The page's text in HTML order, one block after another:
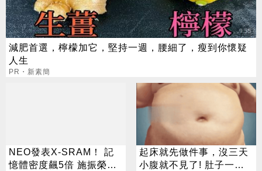
減肥首選，檸檬加它，堅持一週，腰細了，瘦到你懷疑
人生
PR・新素簡
NEO發表X-SRAM！ 記
憶體密度飆5倍 施振榮：
起床就先做件事，沒三天
小腹就不見了! 肚子一天